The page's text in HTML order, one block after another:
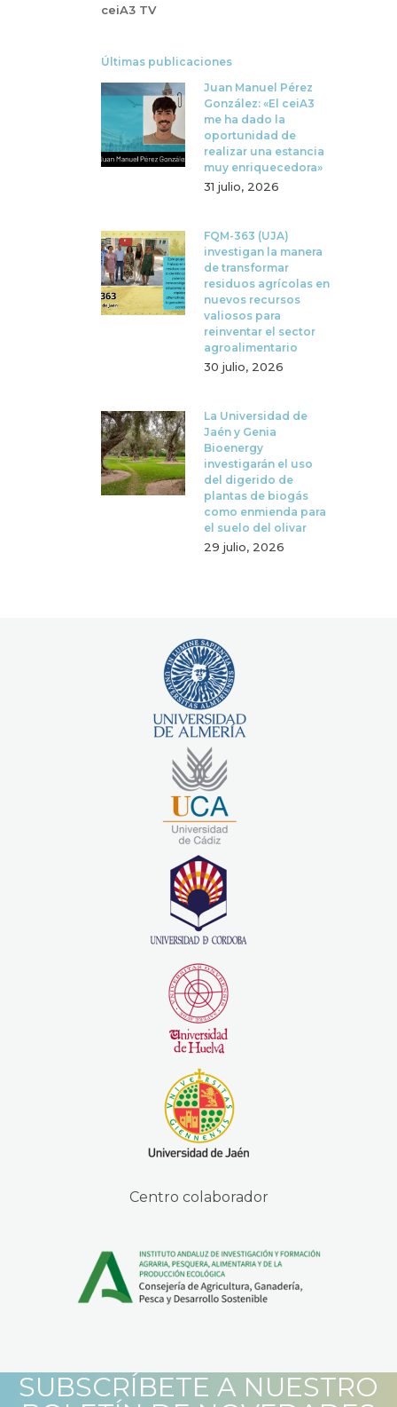
ceiA3 TV
Últimas publicaciones
Juan Manuel Pérez
González: «El ceiA3
me ha dado la
oportunidad de
realizar una estancia
muy enriquecedora»
31 julio, 2026
FQM-363 (UJA)
investigan la manera
de transformar
residuos agrícolas en
nuevos recursos
valiosos para
reinventar el sector
agroalimentario
30 julio, 2026
La Universidad de
Jaén y Genia
Bioenergy
investigarán el uso
del digerido de
plantas de biogás
como enmienda para
el suelo del olivar
29 julio, 2026
Centro colaborador
SUBSCRÍBETE A NUESTRO